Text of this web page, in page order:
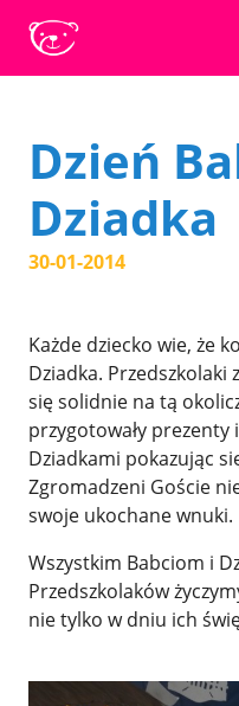
Dzień
Dziadka
30-01-2014
Każde dziecko wie, że
Dziadka. Przedszkolaki
się solidnie na tą
przygotowały prezenty
Dziadkami pokazując
Zgromadzeni Goście
swoje ukochane wnuki.
Wszystkim Babciom i
Przedszkolaków
nie tylko w dniu ich